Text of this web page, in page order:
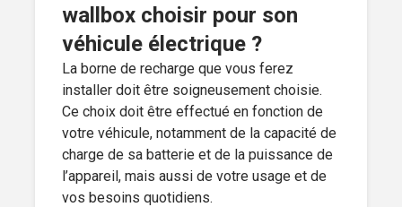
wallbox choisir pour son
véhicule électrique ?
La borne de recharge que vous ferez
installer doit être soigneusement choisie.
Ce choix doit être effectué en fonction de
votre véhicule, notamment de la capacité de
charge de sa batterie et de la puissance de
l’appareil, mais aussi de votre usage et de
vos besoins quotidiens.